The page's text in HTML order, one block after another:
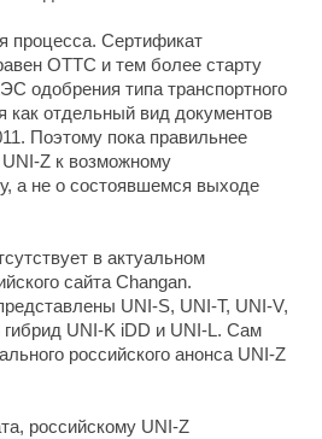
процесса. Сертификат
ОТТС и тем более старту
одобрения типа транспортного
как отдельный вид документов
Поэтому пока правильнее
UNI-Z к возможному
а не о состоявшемся выходе
в актуальном
сайта Changan.
UNI-S, UNI-T, UNI-V,
UNI-K iDD и UNI-L. Сам
российского анонса UNI-Z
российскому UNI-Z